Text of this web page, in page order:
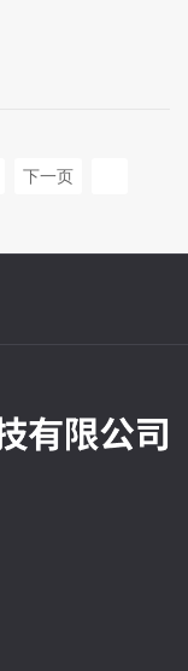
下一页